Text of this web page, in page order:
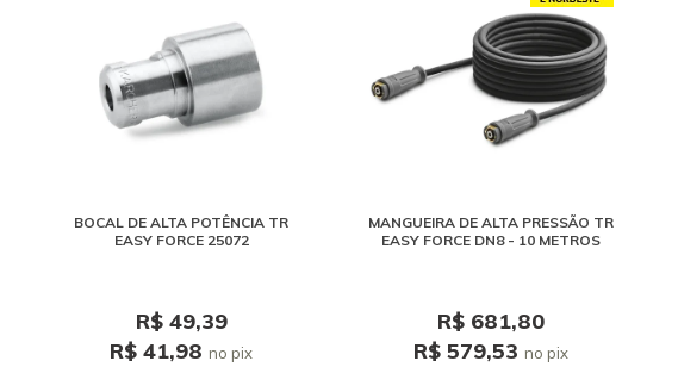
BOCAL DE ALTA POTÊNCIA TR
EASY FORCE 25072
R$ 49,39
R$ 41,98 no pix
MANGUEIRA DE ALTA PRESSÃO TR
EASY FORCE DN8 - 10 METROS
R$ 681,80
R$ 579,53 no pix